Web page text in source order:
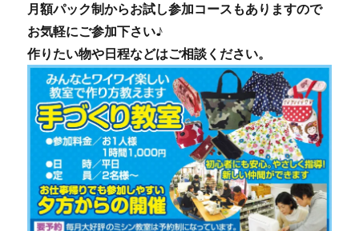
月額パック制からお試し参加コースもありますので
お気軽にご参加下さい♪
作りたい物や日程などはご相談ください。